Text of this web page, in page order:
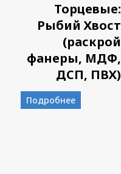
Торцевые:
Рыбий Хвост
(раскрой
фанеры, МДФ,
ДСП, ПВХ)
Подробнее